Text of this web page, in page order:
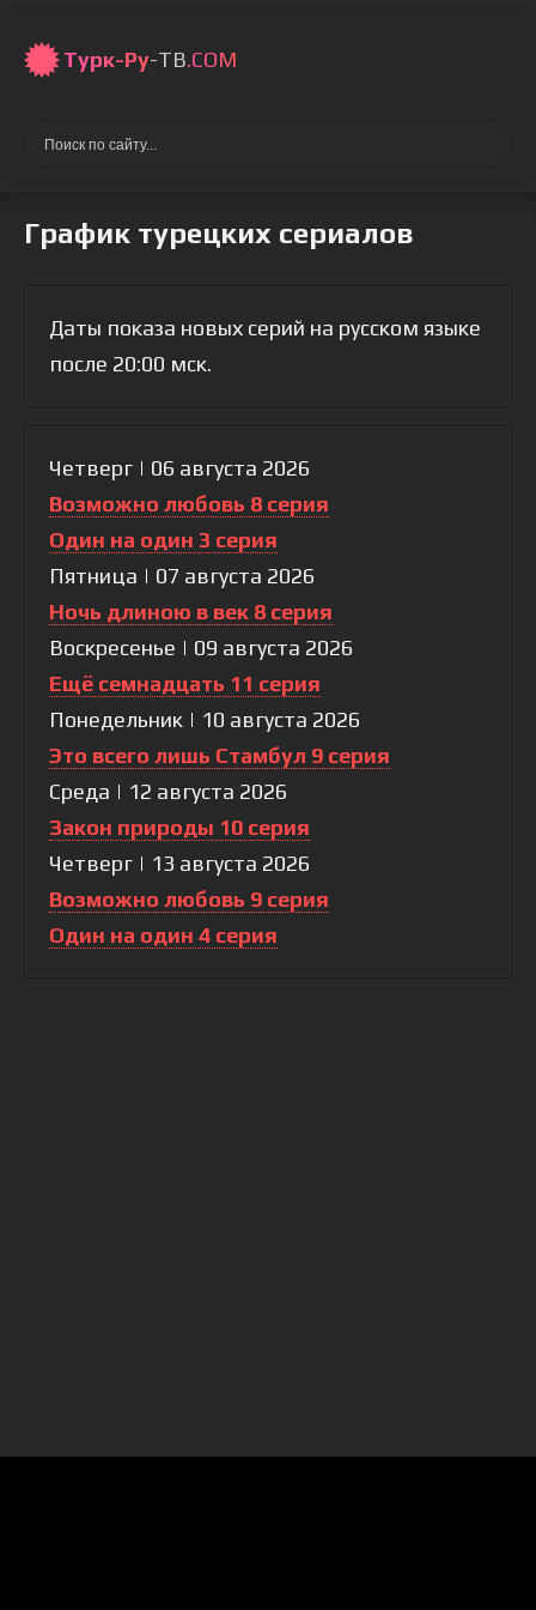
Турк-Ру-ТВ.COM
График турецких сериалов
Даты показа новых серий на русском языке
после 20:00 мск.
Четверг | 06 августа 2026
Возможно любовь 8 серия
Один на один 3 серия
Пятница | 07 августа 2026
Ночь длиною в век 8 серия
Воскресенье | 09 августа 2026
Ещё семнадцать 11 серия
Понедельник | 10 августа 2026
Это всего лишь Стамбул 9 серия
Среда | 12 августа 2026
Закон природы 10 серия
Четверг | 13 августа 2026
Возможно любовь 9 серия
Один на один 4 серия